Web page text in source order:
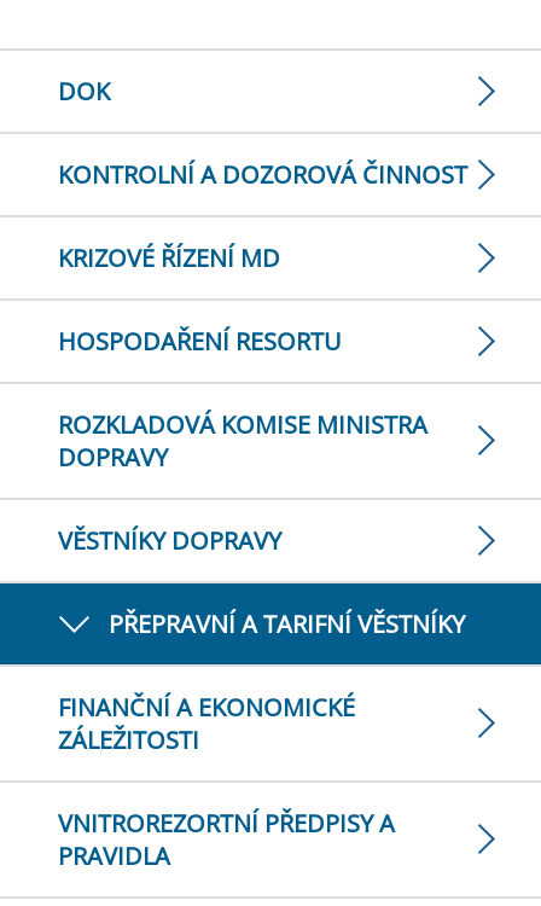
DOK
KONTROLNÍ A DOZOROVÁ ČINNOST
KRIZOVÉ ŘÍZENÍ MD
HOSPODAŘENÍ RESORTU
ROZKLADOVÁ KOMISE MINISTRA
DOPRAVY
VĚSTNÍKY DOPRAVY
PŘEPRAVNÍ A TARIFNÍ VĚSTNÍKY
FINANČNÍ A EKONOMICKÉ
ZÁLEŽITOSTI
VNITROREZORTNÍ PŘEDPISY A
PRAVIDLA